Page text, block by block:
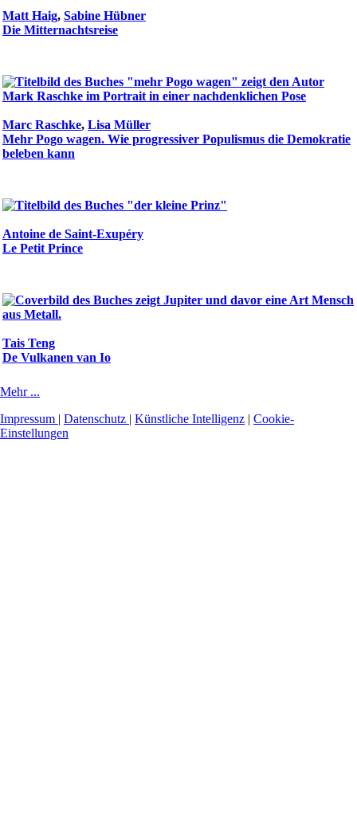
Matt Haig, Sabine Hübner
Die Mitternachtsreise
Marc Raschke, Lisa Müller
Mehr Pogo wagen. Wie progressiver Populismus die Demokratie
beleben kann
Antoine de Saint-Exupéry
Le Petit Prince
Tais Teng
De Vulkanen van Io
Mehr ...
Impressum | Datenschutz | Künstliche Intelligenz | Cookie-
Einstellungen